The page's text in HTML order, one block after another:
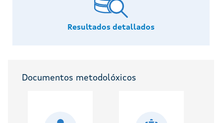
Resultados detallados
Documentos metodolóxicos